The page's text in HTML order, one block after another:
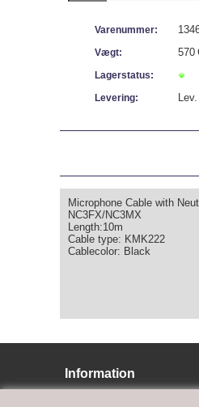
Varenummer:
Vægt: 570
Lagerstatus:
Levering:
Microphone Cable with
NC3FX/NC3MX
Length:10m
Cable type: KMK222
Cablecolor: Black
Information